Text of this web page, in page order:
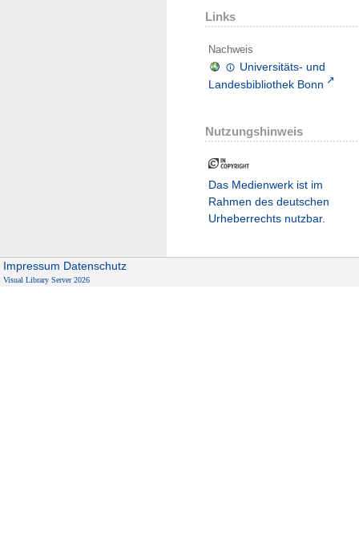
Links
Nachweis
Universitäts- und
Landesbibliothek Bonn
Nutzungshinweis
Das Medienwerk ist im
Rahmen des deutschen
Urheberrechts nutzbar.
Impressum Datenschutz
Visual Library Server 2026